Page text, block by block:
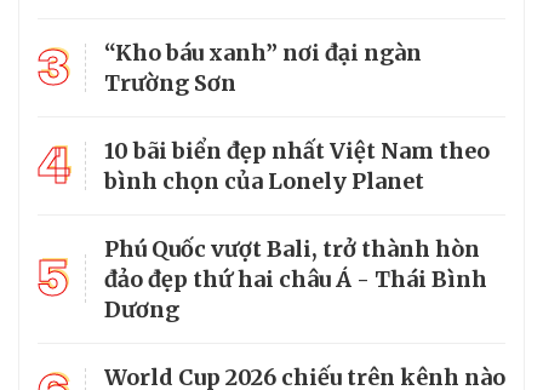
3
“Kho báu xanh” nơi đại ngàn
Trường Sơn
4
10 bãi biển đẹp nhất Việt Nam theo
bình chọn của Lonely Planet
5
Phú Quốc vượt Bali, trở thành hòn
đảo đẹp thứ hai châu Á - Thái Bình
Dương
World Cup 2026 chiếu trên kênh nào